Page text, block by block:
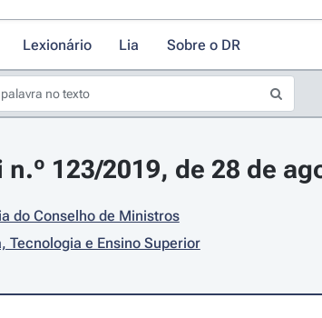
Lexionário Lia Sobre o DR
n.º 123/2019, de 28 de
do Conselho de Ministros
Tecnologia e Ensino Superior